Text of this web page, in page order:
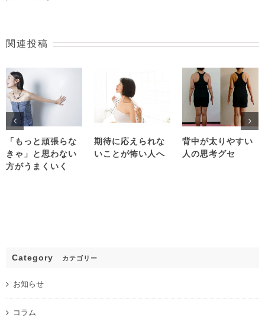
関連投稿
「もっと頑張らな
きゃ」と思わない
方がうまくいく
期待に応えられな
いことが怖い人へ
背中が太りやすい
人の思考グセ
Category カテゴリー
お知らせ
コラム